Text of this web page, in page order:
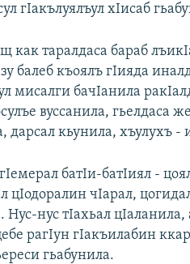
гIакълуялъул хIисаб
как таралдаса бараб
балеб къоялъ гIияда
мисалги бачIанила
вуссанила, гьелдаса
дарсал кьунила, хъулухъ
батIи-батIиял -
цIодоралин чIарал,
нус тIахьал цIаланила,
рагIун гIакъилабин
гьабунила.